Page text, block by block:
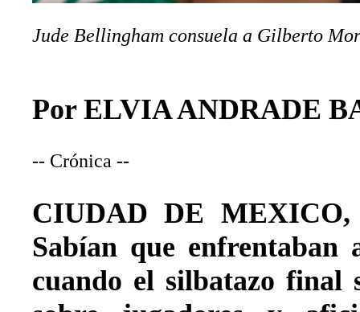
Jude Bellingham consuela a Gilberto
Por ELVIA ANDRADE
-- Crónica --
CIUDAD DE
Sabían que enfrentaban
cuando el silbatazo final